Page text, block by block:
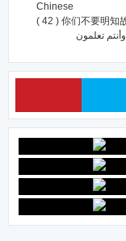
Chinese
( 42 ) 你们不要明知